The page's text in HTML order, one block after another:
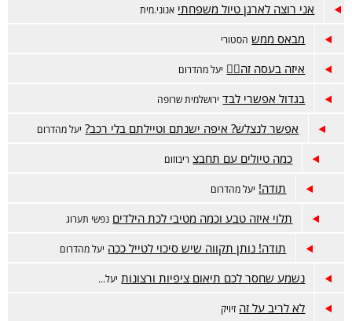
אני רוצה לארגן טיול משפחתי אנוני.מית
מבאס ממש הסטורי
איזה בעסה זה🤦‍♀️ יעל מהדרום
בגדול אפשרי לבד ירושלמית שרופה
אפשר לנצלש? איפה ישנתם וטיילתם בלי רכב? יעל מהדרום
כמה טיולים עם תחבצ ריבוזום
תודה! יעל מהדרום
תלוי איזה טבע וכמה מטיבי לכת הילדים נפשי תערוג
תודה! נותן תקווה שיש סיכוי לטייל ככה יעל מהדרום
נשמע שחסר לכם תיאום ציפיות ורצונות יעל...
לא לריב על זה זיויק